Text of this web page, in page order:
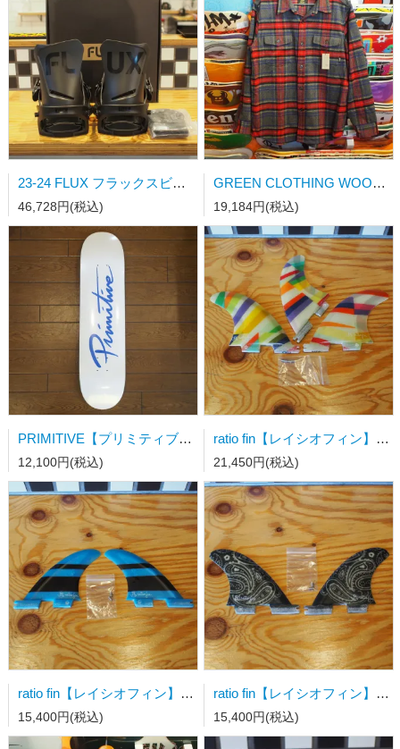
23-24 FLUX フラックスビンディング DS-LTD MATT BLACK Mサイズ
46,728円(税込)
GREEN CLOTHING WOOL FLANNEL SHRAT Lサイズ
19,184円(税込)
PRIMITIVE【プリミティブ】スケートボードデッキ NUEVO SCRIPT WHITE/DODGERS BLUE
12,100円(税込)
ratio fin【レイシオフィン】サーフボードフィン FCSⅡ用トライフィン Sサイズ カラーストライプ
21,450円(税込)
ratio fin【レイシオフィン】FMS(フラップモータースピードフィン) FCSⅡ用 クワッドサイドorロング用スタビ ブルーボーダー
15,400円(税込)
ratio fin【レイシオフィン】FMS(フラップモータースピードフィン) FCSⅡ用 クワッドサイドorロング用スタビ ブラックペーズリー
15,400円(税込)